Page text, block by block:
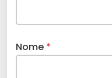
Nome *